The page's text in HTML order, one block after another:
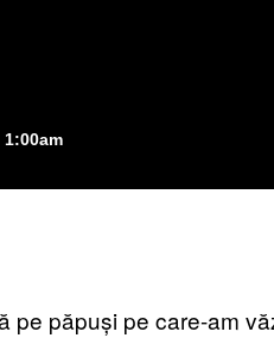
1:00am
pe păpuși pe care-am